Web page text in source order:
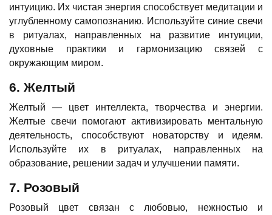
интуицию. Их чистая энергия способствует медитации и
углубленному самопознанию. Используйте синие свечи
в ритуалах, направленных на развитие интуиции,
духовные практики и гармонизацию связей с
окружающим миром.
6. Желтый
Желтый — цвет интеллекта, творчества и энергии.
Желтые свечи помогают активизировать ментальную
деятельность, способствуют новаторству и идеям.
Используйте их в ритуалах, направленных на
образование, решении задач и улучшении памяти.
7. Розовый
Розовый цвет связан с любовью, нежностью и